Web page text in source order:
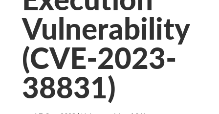
Vulnerability
(CVE-2023-
38831)